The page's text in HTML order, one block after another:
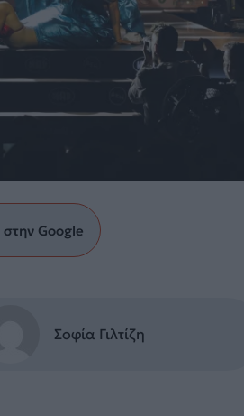
Google
Σοφία Γιλτίζη